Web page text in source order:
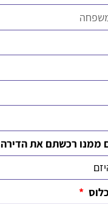
ממנו רכשתם את הדירה